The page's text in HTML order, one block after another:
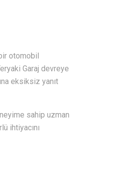
otomobil
Garaj devreye
eksiksiz yanıt
sahip uzman
ihtiyacını